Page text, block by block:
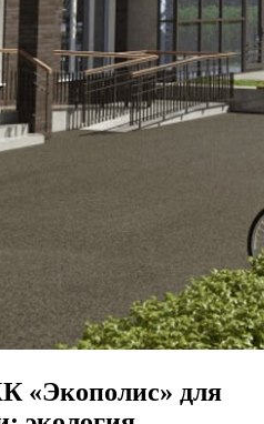
«Экополис» для